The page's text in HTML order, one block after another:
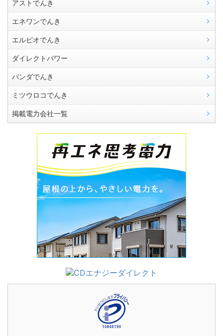
アストでんき
エネワンでんき
エルピオでんき
ダイレクトパワー
パンダでんき
ミツウロコでんき
掲載電力会社一覧